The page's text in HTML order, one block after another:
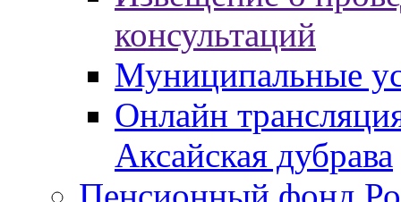
консультаций
Муниципальные
Онлайн
Аксайская дубрава